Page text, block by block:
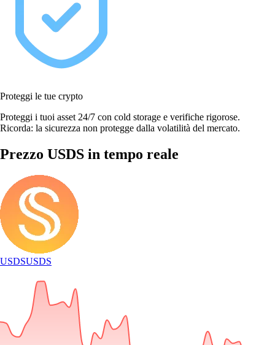
Proteggi le tue crypto
Proteggi i tuoi asset 24/7 con cold storage e verifiche rigorose.
Ricorda: la sicurezza non protegge dalla volatilità del mercato.
Prezzo USDS in tempo reale
USDSUSDS